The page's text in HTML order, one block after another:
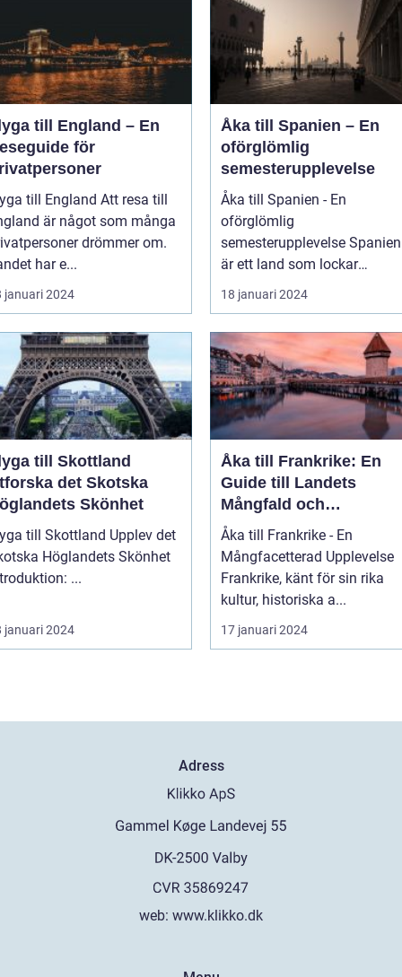
till England – En
för
till England Att resa till
är något som många
drömmer om.
har e...
januari 2024
Åka till Spanien – En
oförglömlig
semesterupplevelse
Åka till Spanien - En
oförglömlig
semesterupplevelse Spanien
är ett land som lockar
miljontals männ...
18 januari 2024
till Skottland
det Skotska
Skönhet
till Skottland Upplev det
Höglandets Skönhet
Introduktion: ...
januari 2024
Åka till Frankrike: En
Guide till Landets
Mångfald och
Attraktioner
Åka till Frankrike - En
Mångfacetterad Upplevelse
Frankrike, känt för sin rika
kultur, historiska a...
17 januari 2024
Adress
web: www.klikko.dk